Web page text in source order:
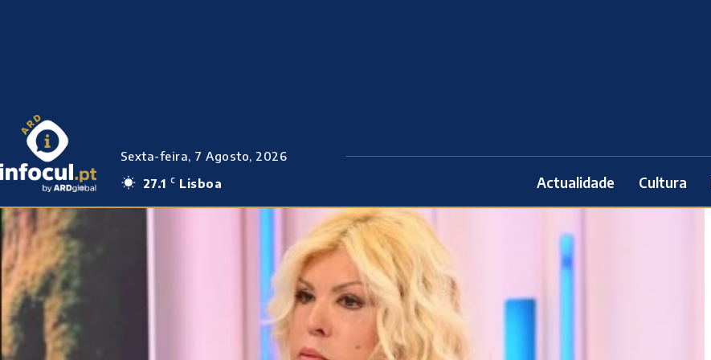
Sexta-feira, 7 Agosto, 2026
27.1 C Lisboa Actualidade Cultura